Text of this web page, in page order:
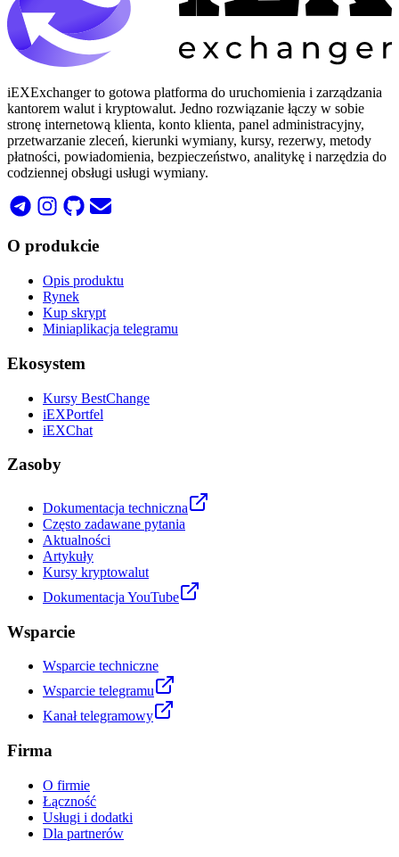
iEXExchanger to gotowa platforma do uruchomienia i zarządzania
kantorem walut i kryptowalut. Jedno rozwiązanie łączy w sobie
stronę internetową klienta, konto klienta, panel administracyjny,
przetwarzanie zleceń, kierunki wymiany, kursy, rezerwy, metody
płatności, powiadomienia, bezpieczeństwo, analitykę i narzędzia do
codziennej obsługi usługi wymiany.
O produkcie
Opis produktu
Rynek
Kup skrypt
Miniaplikacja telegramu
Ekosystem
Kursy BestChange
iEXPortfel
iEXChat
Zasoby
Dokumentacja techniczna
Często zadawane pytania
Aktualności
Artykuły
Kursy kryptowalut
Dokumentacja YouTube
Wsparcie
Wsparcie techniczne
Wsparcie telegramu
Kanał telegramowy
Firma
O firmie
Łączność
Usługi i dodatki
Dla partnerów